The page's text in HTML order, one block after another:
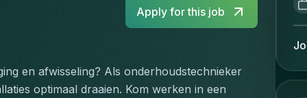
Apply for this job
en afwisseling? Als onderhoudstechnieker
optimaal draaien. Kom werken in een